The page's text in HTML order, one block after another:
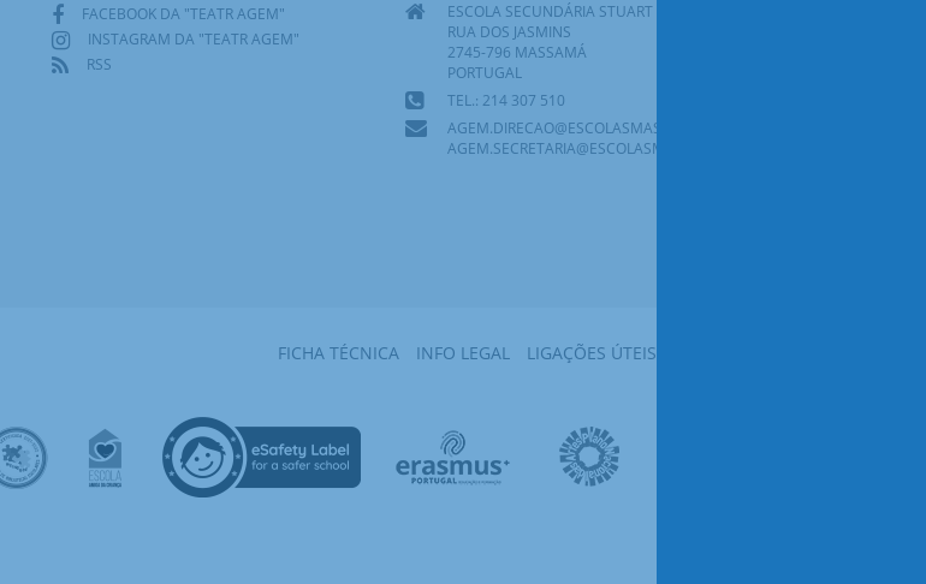
FACEBOOK DA "TEATR AGEM"
INSTAGRAM DA "TEATR AGEM"
RSS
ESCOLA SECUNDÁRIA STUART CARVALHAIS
RUA DOS JASMINS
2745-796 MASSAMÁ
PORTUGAL
TEL.: 214 307 510
AGEM.DIRECAO@ESCOLASMASSAMA.PT
AGEM.SECRETARIA@ESCOLASMASSAMA.PT
FICHA TÉCNICA INFO LEGAL LIGAÇÕES ÚTEIS